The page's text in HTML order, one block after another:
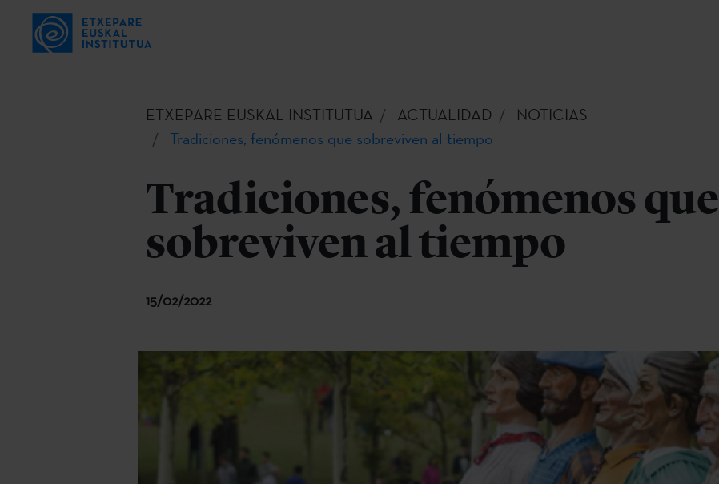
ETXEPARE EUSKAL INSTITUTUA ACTUALIDAD
NOTICIAS
Tradiciones, fenómenos que sobreviven al tiempo
Tradiciones, fenómenos que
sobreviven al tiempo
15/02/2022